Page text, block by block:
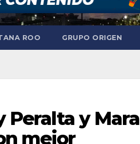
ROO GRUPO ORIGEN
Peralta y Mara
mejor